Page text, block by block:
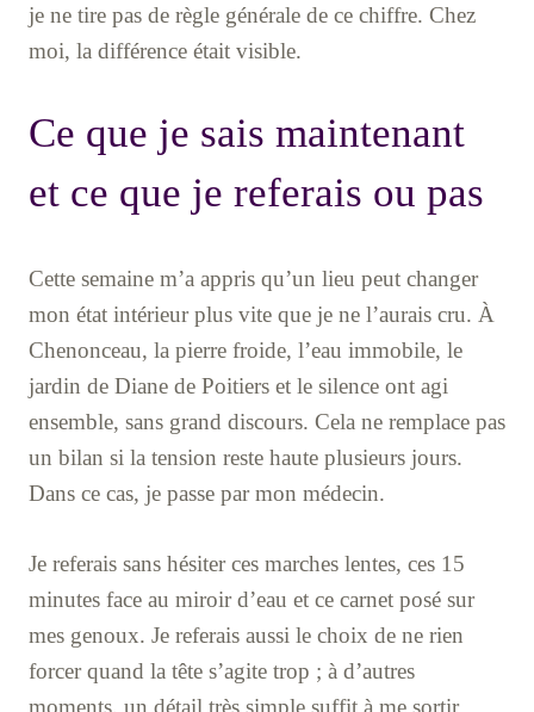
je ne tire pas de règle générale de ce chiffre. Chez
moi, la différence était visible.
Ce que je sais maintenant
et ce que je referais ou pas
Cette semaine m’a appris qu’un lieu peut changer
mon état intérieur plus vite que je ne l’aurais cru. À
Chenonceau, la pierre froide, l’eau immobile, le
jardin de Diane de Poitiers et le silence ont agi
ensemble, sans grand discours. Cela ne remplace pas
un bilan si la tension reste haute plusieurs jours.
Dans ce cas, je passe par mon médecin.
Je referais sans hésiter ces marches lentes, ces 15
minutes face au miroir d’eau et ce carnet posé sur
mes genoux. Je referais aussi le choix de ne rien
forcer quand la tête s’agite trop ; à d’autres
moments, un détail très simple suffit à me sortir